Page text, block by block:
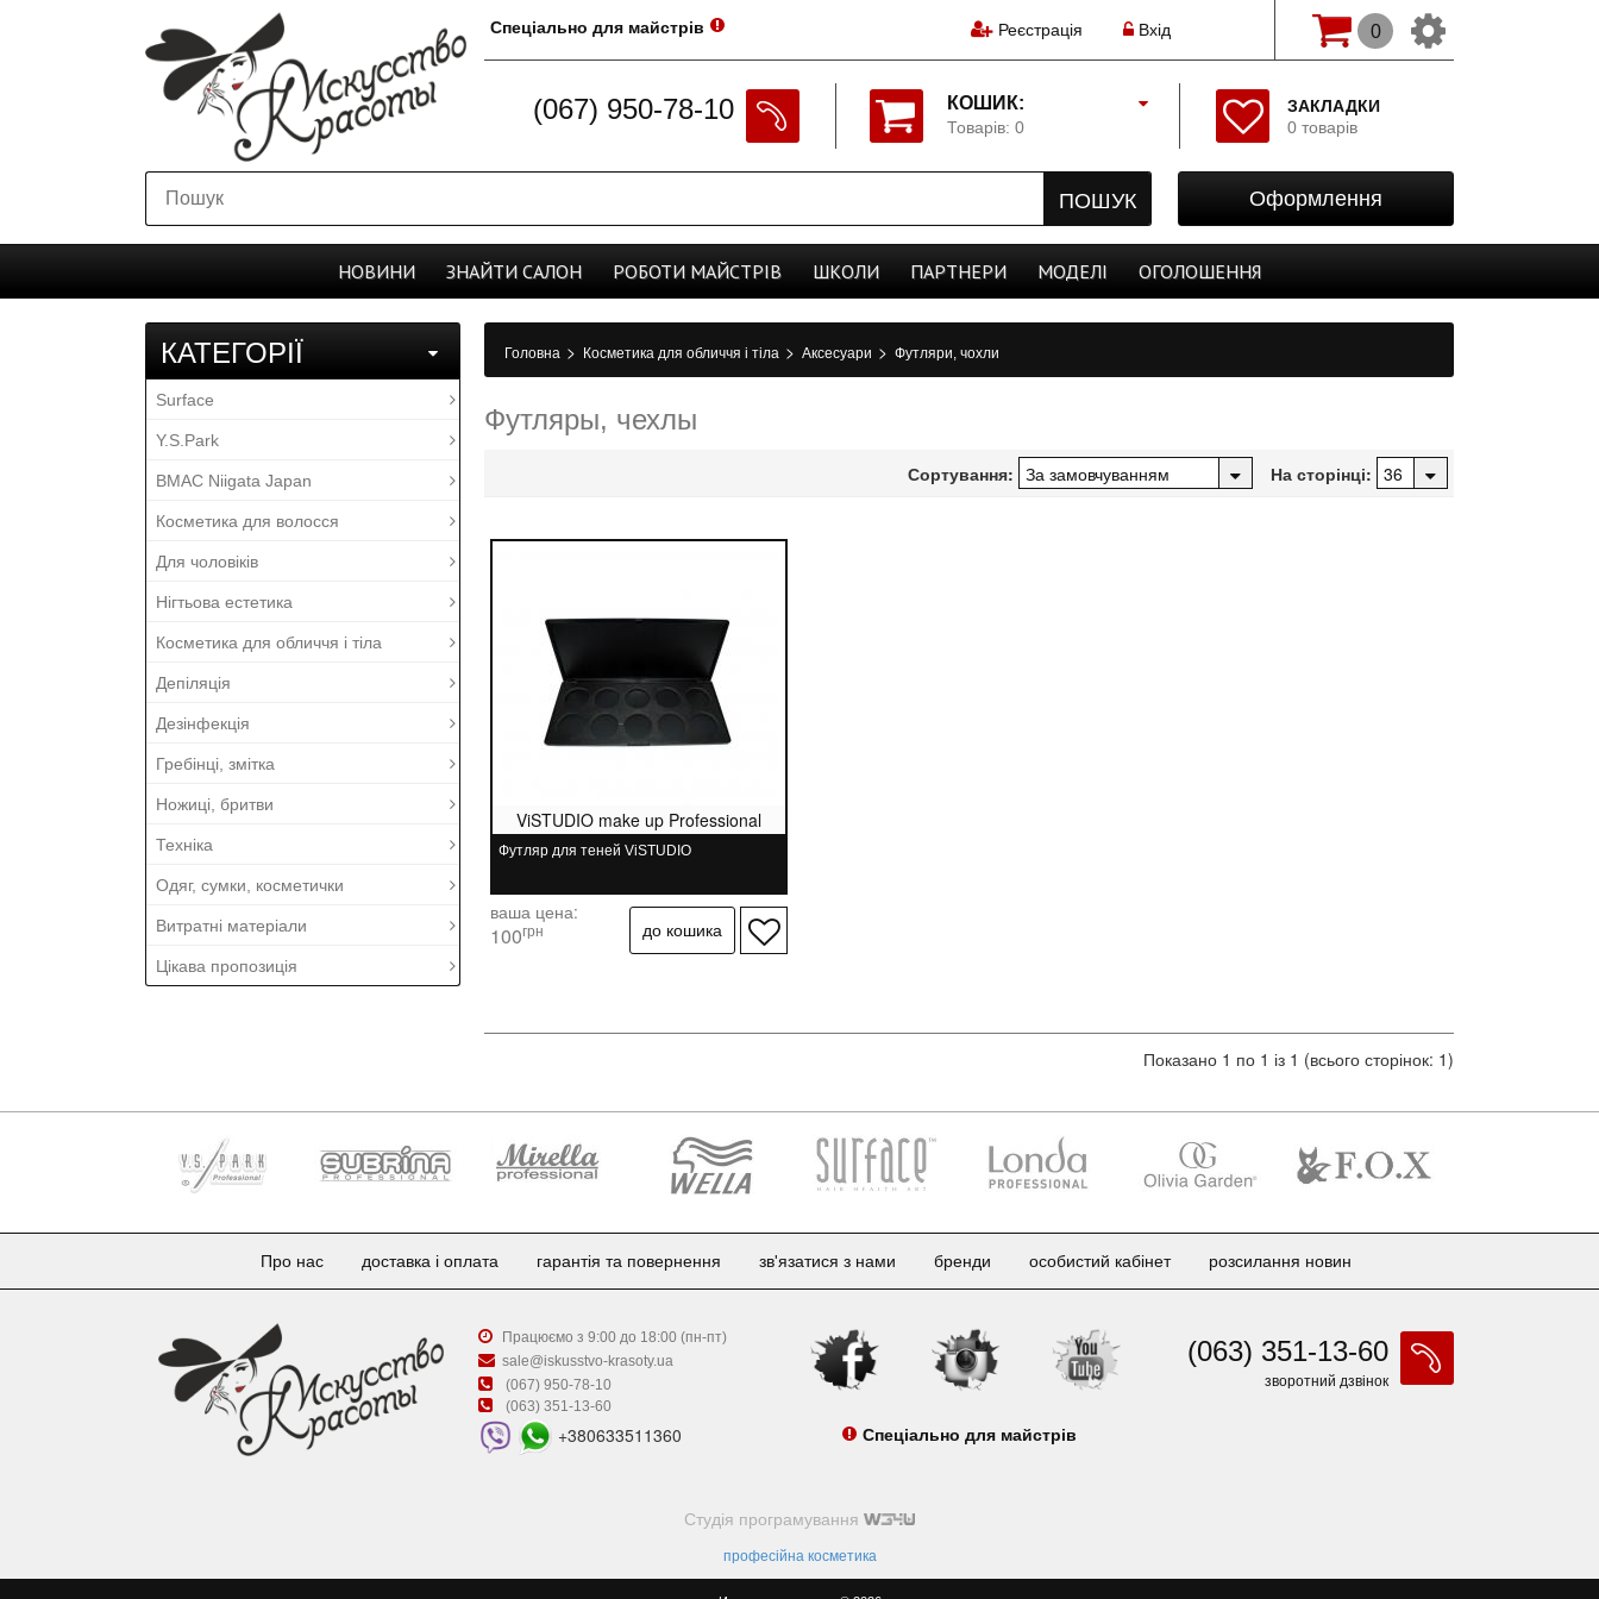
Реєстрація Вхід
Спеціально для майстрів
КОШИК:
Товарів: 0
ПОШУК
(067) 950-78-10
Оформлення
ЗАКЛАДКИ
0 товарів
0
Початок
Реєстрація
Закладки
НОВИНИ ЗНАЙТИ CАЛОН РОБОТИ МАЙСТРІВ ШКОЛИ ПАРТНЕРИ МОДЕЛІ ОГОЛОШЕННЯ
КАТЕГОРІЇ
Surface
Y.S.Park
BMAC Niigata Japan
Косметика для волосся
Для чоловіків
Нігтьова естетика
Косметика для обличчя і тіла
Депіляція
Дезінфекція
Гребінці, змітка
Ножиці, бритви
Техніка
Одяг, сумки, косметички
Витратні матеріали
Цікава пропозиція
Головна > Косметика для обличчя і тіла > Аксесуари > Футляри, чохли
Футляры, чехлы
На сторінці:
Сортування:
ViSTUDIO make up Professional
Футляр для теней ViSTUDIO
ваша цена:
100грн
Показано 1 по 1 із 1 (всього сторінок: 1)
Про нас доставка і оплата гарантія та повернення зв'язатися з нами бренди особистий кабінет розсилання новин
Працюємо з 9:00 до 18:00 (пн-пт)
sale@iskusstvo-krasoty.ua
(067) 950-78-10
(063) 351-13-60
+380633511360 Спеціально для майстрів
(063) 351-13-60
зворотний дзвінок
Студія програмування
професійна косметика